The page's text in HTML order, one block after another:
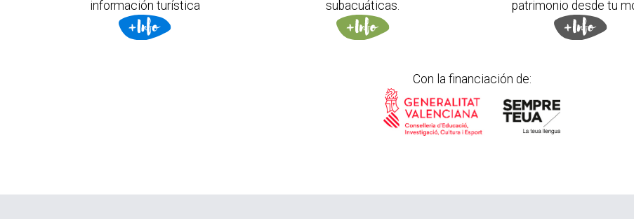
información turística
subacuáticas.
patrimonio desde tu
Con la financiación de: